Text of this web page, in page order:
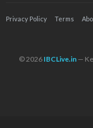
Privacy Policy Terms
© 2026 IBCLive.in—